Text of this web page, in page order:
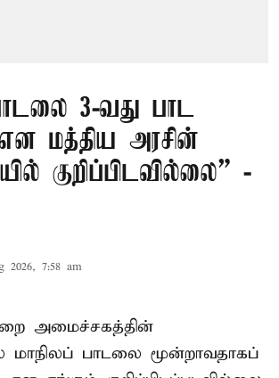
3-வது பாட
மத்திய அரசின்
குறிப்பிடவில்லை” -
2026, 7:58 am
அமைச்சகத்தின்
மாநிலப் பாடலை மூன்றாவதாகப்